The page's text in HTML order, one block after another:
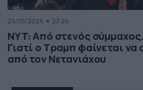
23/05/2026 23:24
NYT: Από στενός
Γιατί ο Τραμπ φαίνεται να
από τον Νετανιάχου